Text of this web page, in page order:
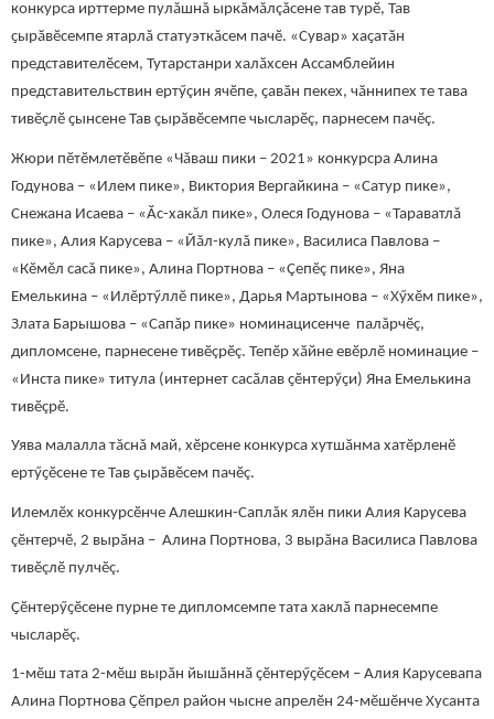
конкурса ирттерме пулăшнă ыркăмăлçăсене тав турӗ, Тав
ҫырӑвӗсемпе ятарлă статуэткăсем пачӗ. «Сувар» хаҫатӑн
представителӗсем, Тутарстанри халӑхсен Ассамблейин
представительствин ертӳçин ячӗпе, ҫавӑн пекех, чӑннипех те тава
тивӗҫлӗ ҫынсене Тав ҫырӑвӗсемпе чысларӗç, парнесем пачӗç.
Жюри пӗтӗмлетӗвӗпе «Чăваш пики – 2021» конкурсра Алина
Годунова – «Илем пике», Виктория Вергайкина – «Сатур пике»,
Снежана Исаева – «Ăс-хакăл пике», Олеся Годунова – «Тараватлă
пике», Алия Карусева – «Йăл-кулă пике», Василиса Павлова –
«Кĕмĕл сасă пике», Алина Портнова – «Çепĕç пике», Яна
Емелькина – «Илĕртӳллĕ пике», Дарья Мартынова – «Хӳхĕм пике»,
Злата Барышова – «Сапăр пике» номинацисенче палăрчӗç,
дипломсене, парнесене тивӗçрӗç. Тепӗр хӑйне евӗрлӗ номинацие –
«Инста пике» титула (интернет сасӑлав ҫӗнтерӳҫи) Яна Емелькина
тивӗçрӗ.
Уява малалла тăснă май, хӗрсене конкурса хутшӑнма хатӗрленӗ
ертӳҫӗсене те Тав ҫырӑвӗсем пачӗç.
Илемлӗх конкурсӗнче Алешкин-Саплăк ялӗн пики Алия Карусева
çӗнтерчӗ, 2 вырӑна – Алина Портнова, 3 вырӑна Василиса Павлова
тивӗçлӗ пулчӗç.
Ҫӗнтерӳҫӗсене пурне те дипломсемпе тата хаклӑ парнесемпе
чысларӗç.
1-мӗш тата 2-мӗш вырӑн йышӑннӑ ҫӗнтерӳҫӗсем – Алия Карусевапа
Алина Портнова Ҫӗпрел район чысне апрелӗн 24-мӗшӗнче Хусанта